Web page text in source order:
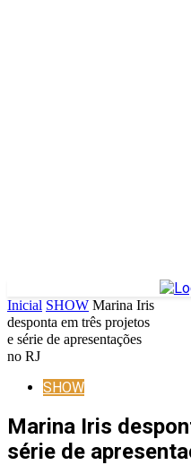
Inicial SHOW Marina Iris
desponta em três projetos
e série de apresentações
no RJ
SHOW
Marina Iris
série de